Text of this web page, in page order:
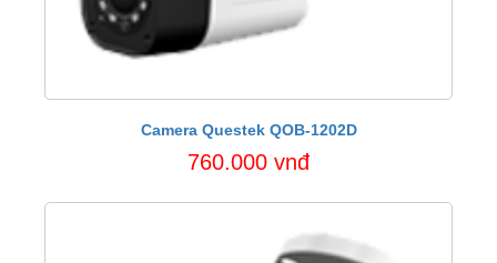
Camera Questek QOB-1202D
760.000 vnđ